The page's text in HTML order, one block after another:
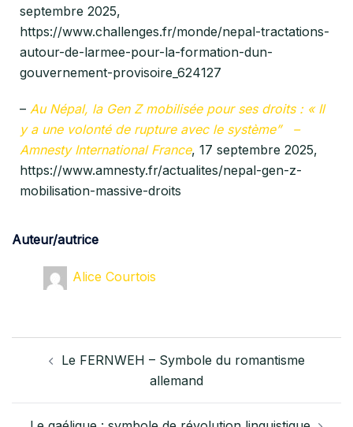
septembre 2025,
https://www.challenges.fr/monde/nepal-tractations-
autour-de-larmee-pour-la-formation-dun-
gouvernement-provisoire_624127
– Au Népal, la Gen Z mobilisée pour ses droits : « Il
y a une volonté de rupture avec le système” –
Amnesty International France, 17 septembre 2025,
https://www.amnesty.fr/actualites/nepal-gen-z-
mobilisation-massive-droits
Auteur/autrice
Alice Courtois
Le FERNWEH – Symbole du romantisme
allemand